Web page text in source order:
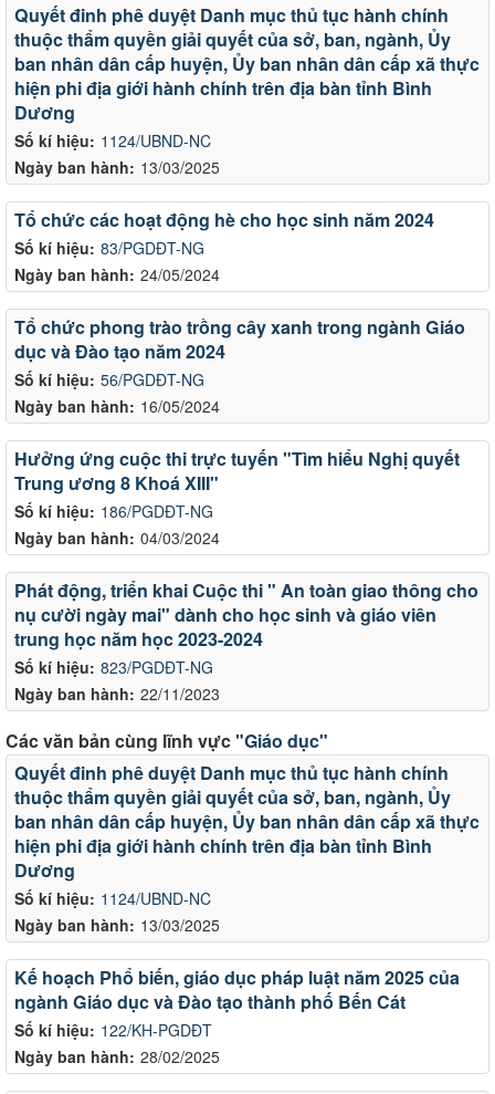
Số kí hiệu: 1124/UBND-NC
Ngày ban hành: 13/03/2025
Quyết đinh phê duyệt Danh mục thủ tục hành chính
thuộc thẩm quyền giải quyết của sở, ban, ngành, Ủy
ban nhân dân cấp huyện, Ủy ban nhân dân cấp xã thực
hiện phi địa giới hành chính trên địa bàn tỉnh Bình
Dương
Số kí hiệu: 83/PGDĐT-NG
Ngày ban hành: 24/05/2024
Tổ chức các hoạt động hè cho học sinh năm 2024
Số kí hiệu: 56/PGDĐT-NG
Ngày ban hành: 16/05/2024
Tổ chức phong trào trồng cây xanh trong ngành Giáo
dục và Đào tạo năm 2024
Số kí hiệu: 186/PGDĐT-NG
Ngày ban hành: 04/03/2024
Hưởng ứng cuộc thi trực tuyến "Tìm hiểu Nghị quyết
Trung ương 8 Khoá XIII"
Số kí hiệu: 823/PGDĐT-NG
Ngày ban hành: 22/11/2023
Phát động, triển khai Cuộc thi " An toàn giao thông cho
nụ cười ngày mai" dành cho học sinh và giáo viên
trung học năm học 2023-2024
Các văn bản cùng lĩnh vực"Giáo dục"
Số kí hiệu: 1124/UBND-NC
Ngày ban hành: 13/03/2025
Quyết đinh phê duyệt Danh mục thủ tục hành chính
thuộc thẩm quyền giải quyết của sở, ban, ngành, Ủy
ban nhân dân cấp huyện, Ủy ban nhân dân cấp xã thực
hiện phi địa giới hành chính trên địa bàn tỉnh Bình
Dương
Số kí hiệu: 122/KH-PGDĐT
Ngày ban hành: 28/02/2025
Kế hoạch Phổ biến, giáo dục pháp luật năm 2025 của
ngành Giáo dục và Đào tạo thành phố Bến Cát